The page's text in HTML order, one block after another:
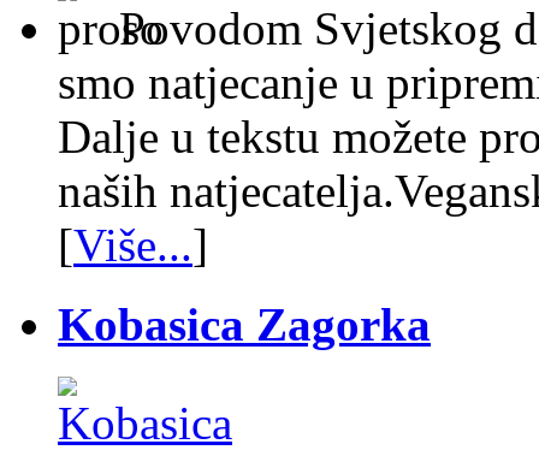
Povodom Svjetskog
smo natjecanje u
Dalje u tekstu možete
naših
[Više...]
Kobasica Zagorka